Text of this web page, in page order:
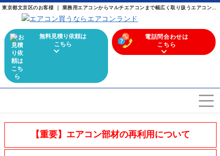
無料見積り依頼は
こちら
電話問合わせは
こちら
エアコンを選ぶ
Airconditioner search
店舗案内
【重要】エアコン部材の再利用について